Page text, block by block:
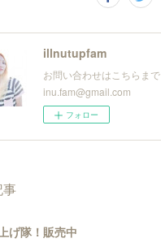
illnutupfam
お問い合わせはこちらまで
inu.fam@gmail.com
フォロー
げ隊！販売中